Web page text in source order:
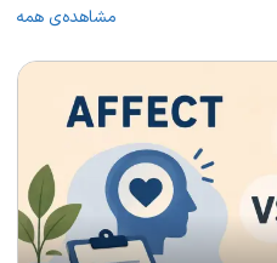
مشاهده‌ی همه